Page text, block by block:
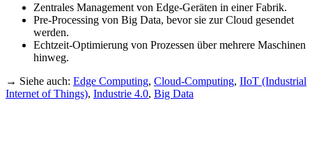
Zentrales Management von Edge-Geräten in einer Fabrik.
Pre-Processing von Big Data, bevor sie zur Cloud gesendet
werden.
Echtzeit-Optimierung von Prozessen über mehrere Maschinen
hinweg.
→ Siehe auch: Edge Computing, Cloud-Computing, IIoT (Industrial
Internet of Things), Industrie 4.0, Big Data